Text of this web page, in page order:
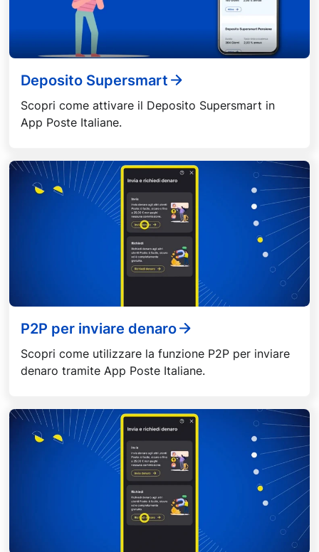
Deposito Supersmart
Scopri come attivare il Deposito Supersmart in
App Poste Italiane.
P2P per inviare denaro
Scopri come utilizzare la funzione P2P per inviare
denaro tramite App Poste Italiane.